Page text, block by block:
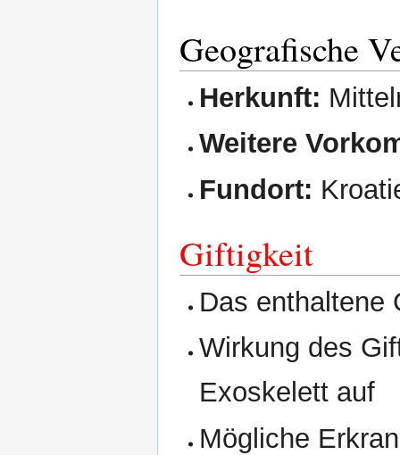
Geografische
Herkunft:
Weitere
Fundort:
Giftigkeit
Das enthaltene
Wirkung des
Exoskelett auf
Mögliche